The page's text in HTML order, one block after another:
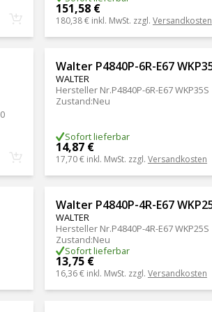
151,58 €
180,38 € inkl. MwSt. zzgl. Versandkosten
Walter P4840P-6R-E67
WALTER
Hersteller Nr.P4840P-6R-E67 WKP35S
Zustand:Neu
Sofort lieferbar
14,87 €
17,70 € inkl. MwSt. zzgl. Versandkosten
Walter P4840P-4R-E67
WALTER
Hersteller Nr.P4840P-4R-E67 WKP25S
Zustand:Neu
Sofort lieferbar
13,75 €
16,36 € inkl. MwSt. zzgl. Versandkosten